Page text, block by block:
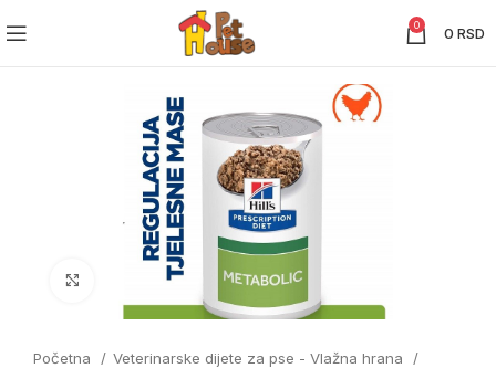
0 0 RSD
Click to enlarge
Početna
Veterinarske dijete za pse - Vlažna hrana